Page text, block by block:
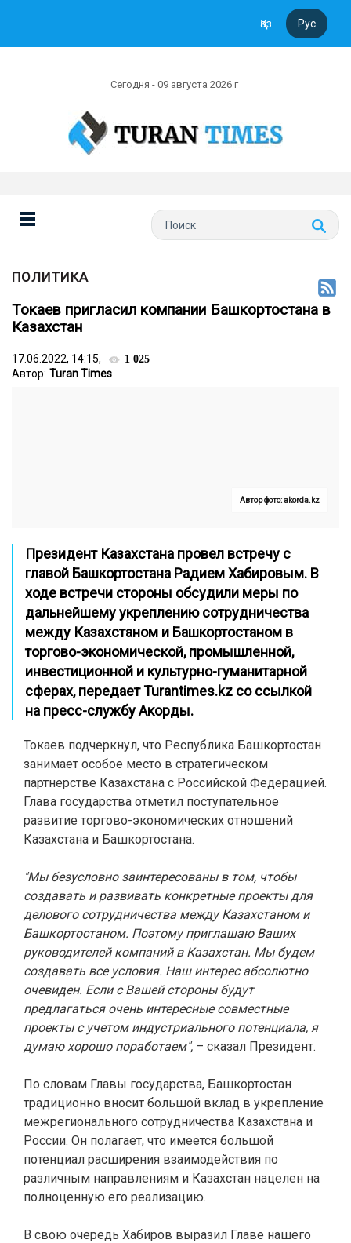
Қаз Рус
Сегодня - 09 августа 2026 г
ПОЛИТИКА
Токаев пригласил компании Башкортостана в
Казахстан
17.06.2022, 14:15, 1 025
Автор: Turan Times
Автор фото: akorda.kz
Президент Казахстана провел встречу с
главой Башкортостана Радием Хабировым. В
ходе встречи стороны обсудили меры по
дальнейшему укреплению сотрудничества
между Казахстаном и Башкортостаном в
торгово-экономической, промышленной,
инвестиционной и культурно-гуманитарной
сферах, передаетTurantimes.kz со ссылкой
на пресс-службу Акорды.
Токаев подчеркнул, что Республика Башкортостан
занимает особое место в стратегическом
партнерстве Казахстана с Российской Федерацией.
Глава государства отметил поступательное
развитие торгово-экономических отношений
Казахстана и Башкортостана.
"Мы безусловно заинтересованы в том, чтобы
создавать и развивать конкретные проекты для
делового сотрудничества между Казахстаном и
Башкортостаном. Поэтому приглашаю Ваших
руководителей компаний в Казахстан. Мы будем
создавать все условия. Наш интерес абсолютно
очевиден. Если с Вашей стороны будут
предлагаться очень интересные совместные
проекты с учетом индустриального потенциала, я
думаю хорошо поработаем", – сказал Президент.
По словам Главы государства, Башкортостан
традиционно вносит большой вклад в укрепление
межрегионального сотрудничества Казахстана и
России. Он полагает, что имеется большой
потенциал расширения взаимодействия по
различным направлениям и Казахстан нацелен на
полноценную его реализацию.
В свою очередь Хабиров выразил Главе нашего